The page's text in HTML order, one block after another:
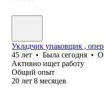
Укладчик упаковщик ,
45 лет • Была сегодня •
Активно ищет работу
Общий опыт
20 лет 8 месяцев